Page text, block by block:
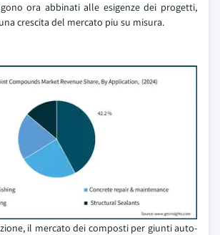
ora abbinati alle esigenze dei progetti,
crescita del mercato piu su misura.
il mercato dei composti per giunti auto-